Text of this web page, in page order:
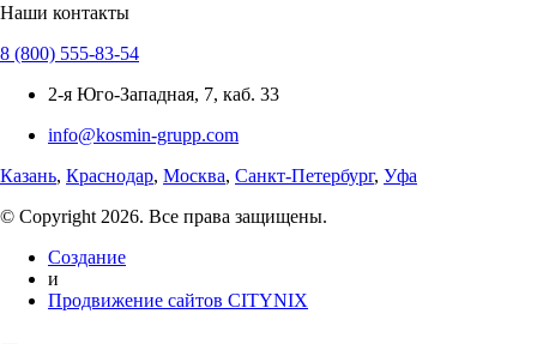
Наши контакты
8 (800) 555-83-54
2-я Юго-Западная, 7, каб. 33
info@kosmin-grupp.com
Казань, Краснодар, Москва, Санкт-Петербург, Уфа
© Copyright 2026. Все права защищены.
Создание
и
Продвижение сайтов CITYNIX